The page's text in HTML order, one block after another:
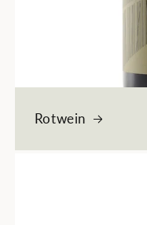
Rotwein